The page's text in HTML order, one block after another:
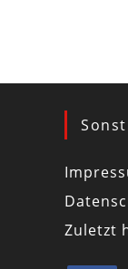
Zuletzt